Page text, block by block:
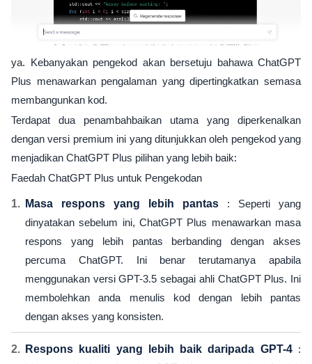
ya. Kebanyakan pengekod akan bersetuju bahawa ChatGPT
Plus menawarkan pengalaman yang dipertingkatkan semasa
membangunkan kod.
Terdapat dua penambahbaikan utama yang diperkenalkan
dengan versi premium ini yang ditunjukkan oleh pengekod yang
menjadikan ChatGPT Plus pilihan yang lebih baik:
Faedah ChatGPT Plus untuk Pengekodan
Masa respons yang lebih pantas : Seperti yang
dinyatakan sebelum ini, ChatGPT Plus menawarkan masa
respons yang lebih pantas berbanding dengan akses
percuma ChatGPT. Ini benar terutamanya apabila
menggunakan versi GPT-3.5 sebagai ahli ChatGPT Plus. Ini
membolehkan anda menulis kod dengan lebih pantas
dengan akses yang konsisten.
Respons kualiti yang lebih baik daripada GPT-4: